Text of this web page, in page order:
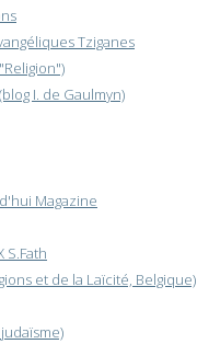
Tziganes
I. de Gaulmyn)
Magazine
S.Fath
et de la Laïcité, Belgique)